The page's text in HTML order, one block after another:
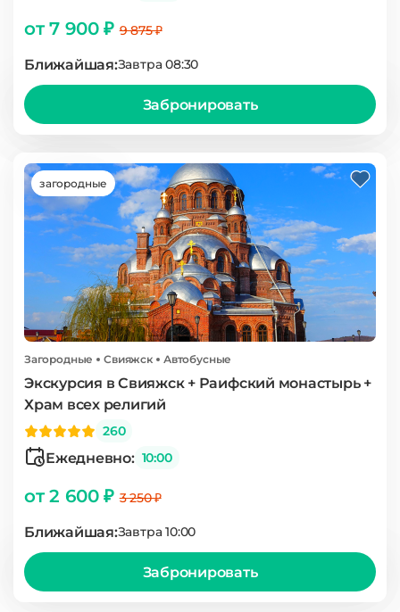
от 7 900 ₽9 875 ₽
Ближайшая:Завтра 08:30
Забронировать
загородные
Загородные Свияжск Автобусные
Экскурсия в Свияжск + Раифский монастырь +
Храм всех религий
260
Ежедневно: 10:00
от 2 600 ₽3 250 ₽
Ближайшая:Завтра 10:00
Забронировать